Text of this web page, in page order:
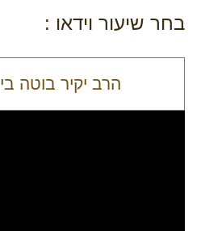
בחר שיעור וידאו :